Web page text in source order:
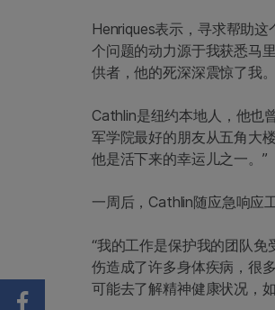
Henriques表示，寻求帮助
个问题的动力源于我获悉马
供者，他的死深深震惊了我
Cathlin是纽约本地人，他也
军学院最好的朋友从五角大
他是活下来的幸运儿之一。”
一周后，Cathlin随应急响应
“我的工作是保护我的团队
伤造成了许多身体疾病，很
可能去了解精神健康状况，